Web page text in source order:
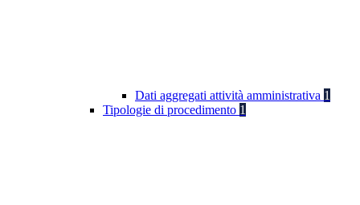
Dati aggregati attività amministrativa 1
Tipologie di procedimento 1